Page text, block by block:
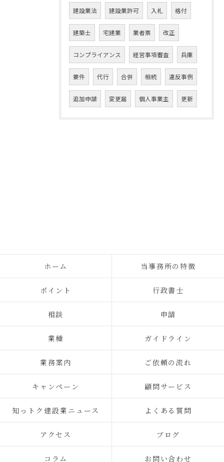
建設業法 建設業許可 入札 格付
建築士 宅建業 業者票 改正
コンプライアンス 経営事項審査 兵庫
要件 代行 合併 相続 違反事例
追加申請 変更届 個人事業主 更新
ホーム 当事務所の特徴
ポイント 行政書士
相談 申請
業種 ガイドライン
業務案内 ご依頼の流れ
キャンペーン 顧問サービス
知っトク建設業ニュース よくある質問
アクセス ブログ
コラム お問い合わせ